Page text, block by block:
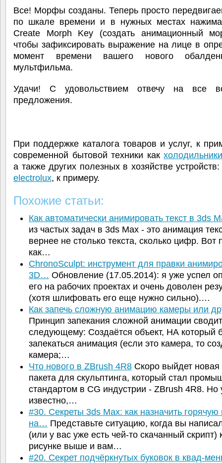
Все! Морфы созданы. Теперь просто
по шкале времени и в нужных местах
Create Morph Key (создать анимационный
чтобы зафиксировать выражение на лице в
момент времени вашего нового
мультфильма.
Удачи! С удовольствием отвечу на все
предложения.
При поддержке каталога товаров и услуг, к
современной бытовой техники как
а также других полезных в хозяйстве
electrolux, к примеру.
Похожие статьи:
Как автоматически анимировать текст в 3ds
из частых задач в 3ds Max - это анимация
вернее не столько текста, сколько цифр. Вот
как…
ChronoSculpt: инструмент для правки
3D… Обновление (17.05.2014): я уже успел
его на рабочих проектах и очень доволен
(хотя шлифовать его еще нужно сильно).…
Как запечь сложную анимацию камеры или
Принцип запекания сложной анимации
следующему: Создаётся объект, НА который
запекаться анимация (если это камера, то
камера;…
Что нового в ZBrush 4R8Скоро выйдет новая
пакета для скульптинга, который стал
стандартом в CG индустрии - ZBrush 4R8. Но
известно,…
#30. Секреты 3ds Max: как назначить
на… Представьте ситуацию, когда вы
(или у вас уже есть чей-то скачанный скрипт)
рисунке выше и вам…
#20. Секрет подчёркнутых буковок в квад-